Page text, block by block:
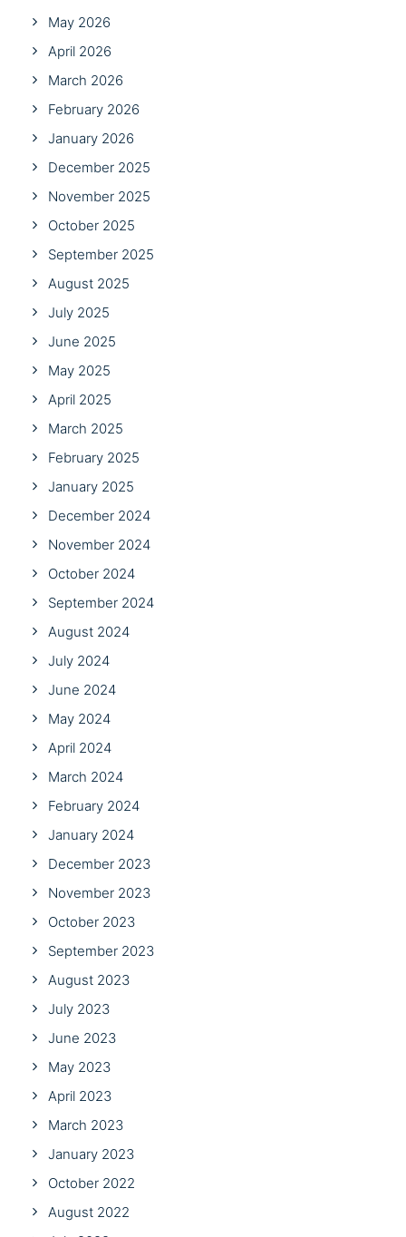
May 2026
April 2026
March 2026
February 2026
January 2026
December 2025
November 2025
October 2025
September 2025
August 2025
July 2025
June 2025
May 2025
April 2025
March 2025
February 2025
January 2025
December 2024
November 2024
October 2024
September 2024
August 2024
July 2024
June 2024
May 2024
April 2024
March 2024
February 2024
January 2024
December 2023
November 2023
October 2023
September 2023
August 2023
July 2023
June 2023
May 2023
April 2023
March 2023
January 2023
October 2022
August 2022